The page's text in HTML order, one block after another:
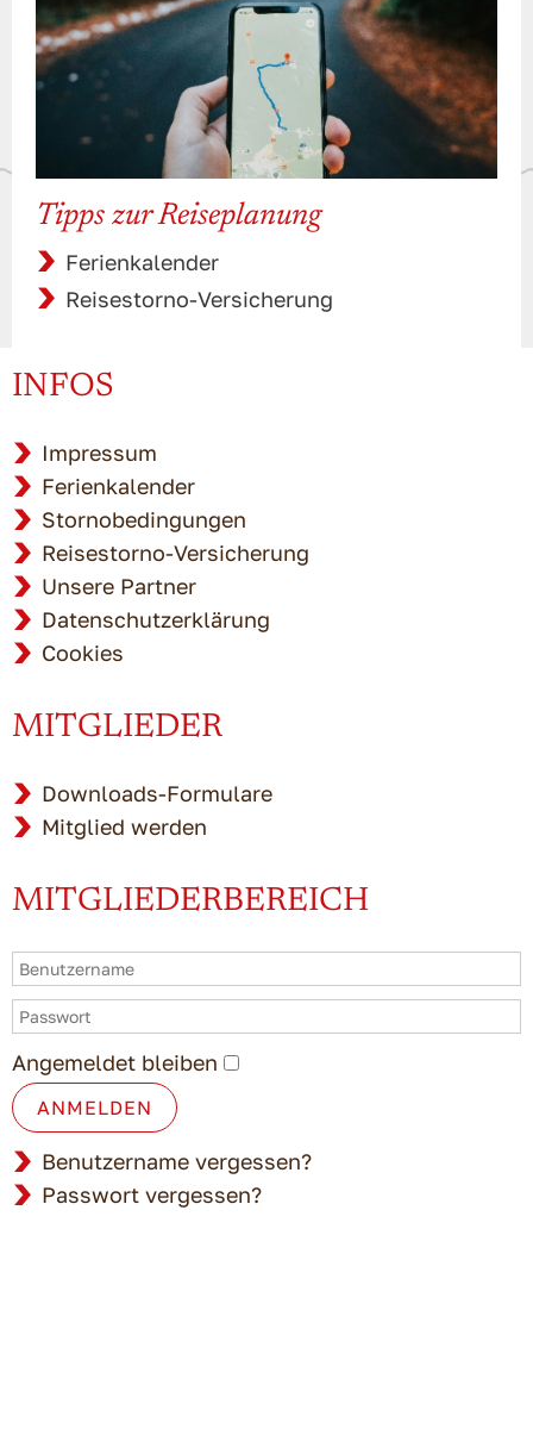
Tipps zur Reiseplanung
Ferienkalender
Reisestorno-Versicherung
INFOS
Impressum
Ferienkalender
Stornobedingungen
Reisestorno-Versicherung
Unsere Partner
Datenschutzerklärung
Cookies
MITGLIEDER
Downloads-Formulare
Mitglied werden
MITGLIEDERBEREICH
Angemeldet bleiben
ANMELDEN
Benutzername vergessen?
Passwort vergessen?